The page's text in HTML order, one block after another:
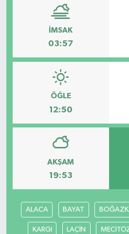
İMSAK
03:57
ÖĞLE
12:50
AKŞAM
19:53
ALACA BAYAT
KARGI LAÇİN
Kültür-Sanat
Podcast
Politika
Sağlık
Siyaset